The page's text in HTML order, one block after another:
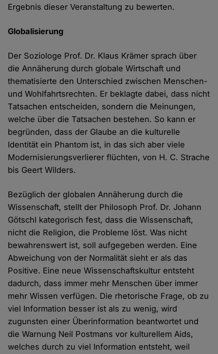
Ergebnis dieser Veranstaltung zu bewerten.
Globalisierung
Der Soziologe Prof. Dr. Klaus Krämer sprach über
die Annäherung durch globale Wirtschaft und
thematisierte den Unterschied zwischen Menschen-
und Wohlfahrtsrechten. Er beklagte dabei, dass nicht
Tatsachen entscheiden, sondern die Meinungen,
welche über die Tatsachen bestehen. So kann er
begründen, dass der Glaube an die kulturelle
Identität ein Phantom ist, in das sich aber viele
Modernisierungsverlierer flüchten, von H. C. Strache
bis Geert Wilders.
Bezüglich der globalen Annäherung durch die
Wissenschaft, stellt der Philosoph Prof. Dr. Johann
Götschl kategorisch fest, dass die Wissenschaft,
nicht die Religion, die Probleme löst. Was nicht
bewahrenswert ist, soll aufgegeben werden. Eine
Abweichung von der Normalität sieht er als das
Positive. Eine neue Wissenschaftskultur entsteht
dadurch, dass immer mehr Menschen über immer
mehr Wissen verfügen. Die rhetorische Frage, ob zu
viel Information besser ist als zu wenig, wird
zugunsten einer Überinformation beantwortet und
die Warnung Neil Postmans vor kulturellem Aids,
welches durch zu viel Information entsteht, weil